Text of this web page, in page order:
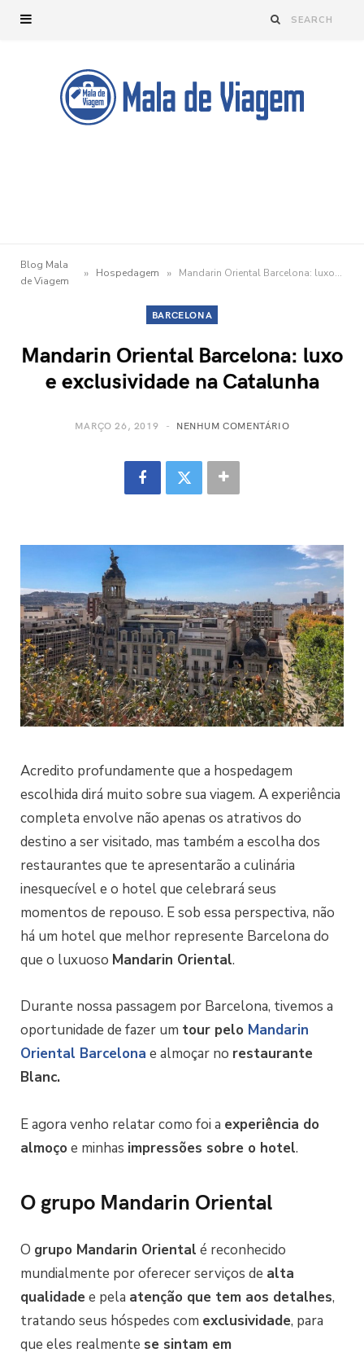
Blog Mala
de Viagem
» Hospedagem » Mandarin Oriental Barcelona: luxo e exclusividade na Catalunha
BARCELONA
Mandarin Oriental Barcelona: luxo
e exclusividade na Catalunha
MARÇO 26, 2019 NENHUM COMENTÁRIO
Acredito profundamente que a hospedagem
escolhida dirá muito sobre sua viagem. A experiência
completa envolve não apenas os atrativos do
destino a ser visitado, mas também a escolha dos
restaurantes que te apresentarão a culinária
inesquecível e o hotel que celebrará seus
momentos de repouso. E sob essa perspectiva, não
há um hotel que melhor represente Barcelona do
que o luxuoso Mandarin Oriental.
Durante nossa passagem por Barcelona, tivemos a
oportunidade de fazer um tour pelo Mandarin
Oriental Barcelona e almoçar no restaurante
Blanc.
E agora venho relatar como foi a experiência do
almoço e minhas impressões sobre o hotel.
O grupo Mandarin Oriental
O grupo Mandarin Oriental é reconhecido
mundialmente por oferecer serviços de alta
qualidadee pela atenção que tem aos detalhes,
tratando seus hóspedes com exclusividade, para
que eles realmente se sintam em